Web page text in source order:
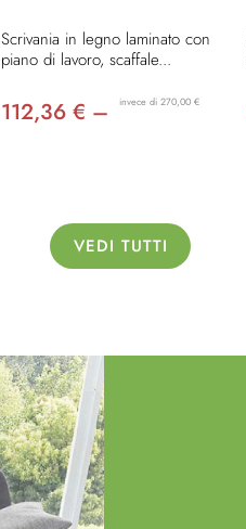
Scrivania in legno laminato con
piano di lavoro, scaffale...
112,36 € – invece di 270,00 €
VEDI TUTTI